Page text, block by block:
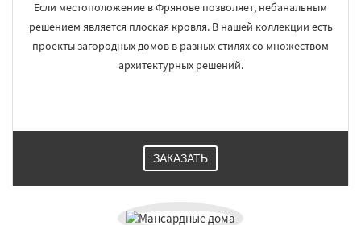
Если местоположение в Фрянове позволяет, небанальным
решением является плоская кровля. В нашей коллекции есть
проекты загородных домов в разных стилях со множеством
архитектурных решений.
ЗАКАЗАТЬ